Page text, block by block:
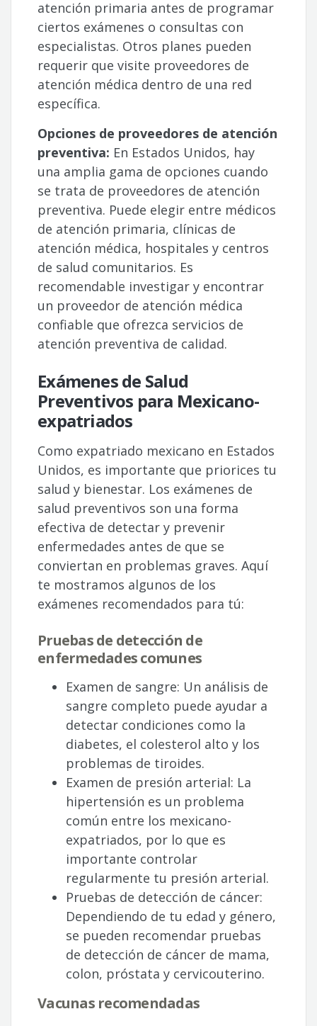
atención primaria antes de programar
ciertos exámenes o consultas con
especialistas. Otros planes pueden
requerir que visite proveedores de
atención médica dentro de una red
específica.
Opciones de proveedores de atención
preventiva: En Estados Unidos, hay
una amplia gama de opciones cuando
se trata de proveedores de atención
preventiva. Puede elegir entre médicos
de atención primaria, clínicas de
atención médica, hospitales y centros
de salud comunitarios. Es
recomendable investigar y encontrar
un proveedor de atención médica
confiable que ofrezca servicios de
atención preventiva de calidad.
Exámenes de Salud
Preventivos para Mexicano-
expatriados
Como expatriado mexicano en Estados
Unidos, es importante que priorices tu
salud y bienestar. Los exámenes de
salud preventivos son una forma
efectiva de detectar y prevenir
enfermedades antes de que se
conviertan en problemas graves. Aquí
te mostramos algunos de los
exámenes recomendados para tú:
Pruebas de detección de
enfermedades comunes
Examen de sangre: Un análisis de
sangre completo puede ayudar a
detectar condiciones como la
diabetes, el colesterol alto y los
problemas de tiroides.
Examen de presión arterial: La
hipertensión es un problema
común entre los mexicano-
expatriados, por lo que es
importante controlar
regularmente tu presión arterial.
Pruebas de detección de cáncer:
Dependiendo de tu edad y género,
se pueden recomendar pruebas
de detección de cáncer de mama,
colon, próstata y cervicouterino.
Vacunas recomendadas